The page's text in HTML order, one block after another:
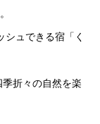
ュできる宿「く
折々の自然を楽